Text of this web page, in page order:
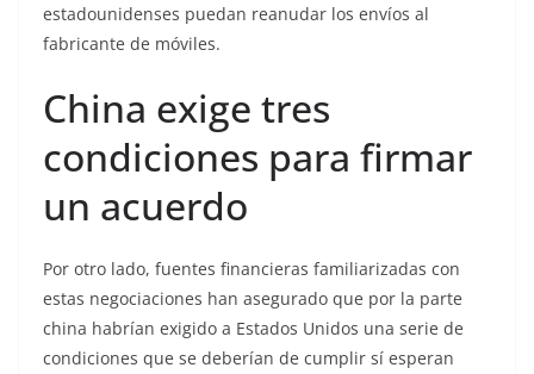
estadounidenses puedan reanudar los envíos al
fabricante de móviles.
China exige tres
condiciones para firmar
un acuerdo
Por otro lado, fuentes financieras familiarizadas con
estas negociaciones han asegurado que por la parte
china habrían exigido a Estados Unidos una serie de
condiciones que se deberían de cumplir sí esperan